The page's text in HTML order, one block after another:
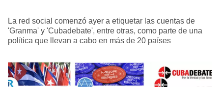
La red social comenzó ayer a etiquetar las cuentas de
'Granma' y 'Cubadebate', entre otras, como parte de una
política que llevan a cabo en más de 20 países